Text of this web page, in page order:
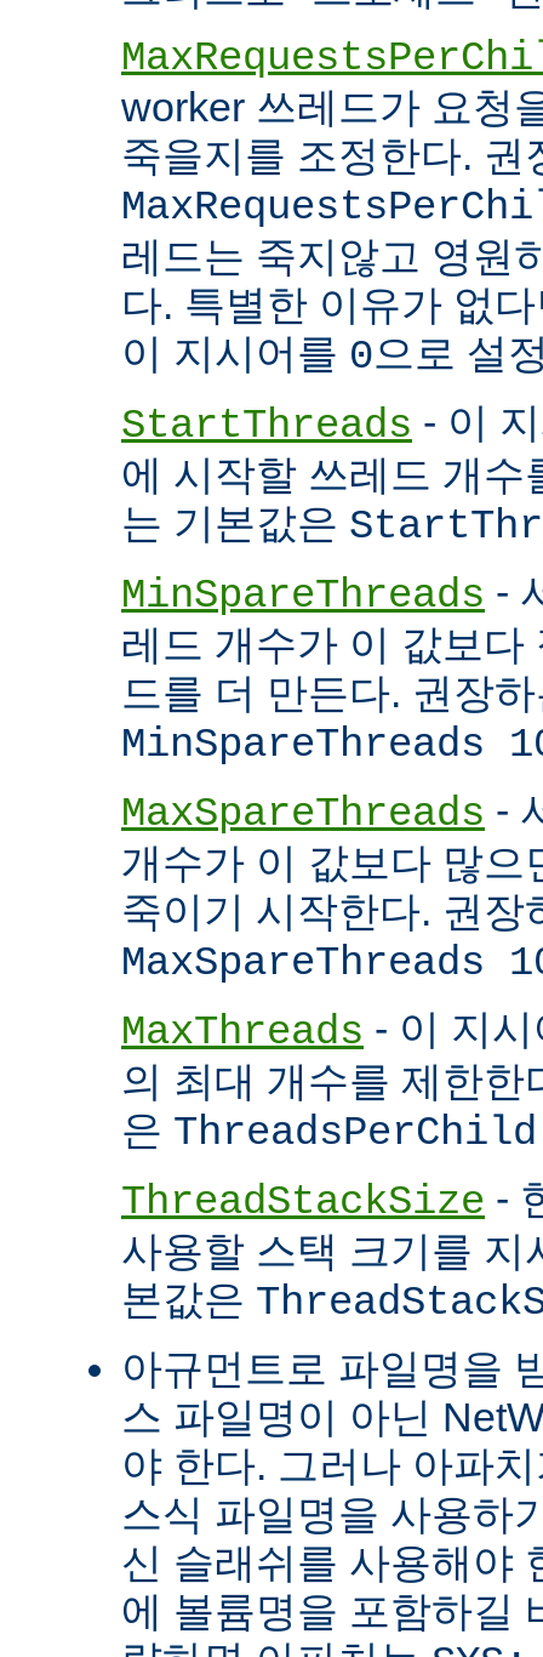
worker 쓰레드가 요청
죽을지를 조정한다. 권
레드는 죽지않고 영원
다. 특별한 이유가 없
이 지시어를 0으로 설
StartThreads - 이
에 시작할 쓰레드 개수
는 기본값은
MinSpareThreads -
레드 개수가 이 값보다
드를 더 만든다. 권장
MinSpareThreads
MaxSpareThreads -
개수가 이 값보다 많으
죽이기 시작한다. 권장
MaxSpareThreads
MaxThreads - 이 지
의 최대 개수를 제한한
은
ThreadStackSize -
사용할 스택 크기를 지
본값은
아규먼트로 파일명을
스 파일명이 아닌
야 한다. 그러나 아파
스식 파일명을 사용하
신 슬래쉬를 사용해야
에 볼륨명을 포함하길